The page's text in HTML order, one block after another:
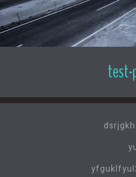
EMPRESA
EDIFICACIÓN
ESTRUCTURAS
test-